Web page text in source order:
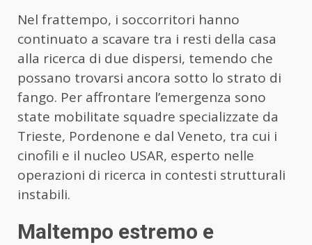
Nel frattempo, i soccorritori hanno
continuato a scavare tra i resti della casa
alla ricerca di due dispersi, temendo che
possano trovarsi ancora sotto lo strato di
fango. Per affrontare l’emergenza sono
state mobilitate squadre specializzate da
Trieste, Pordenone e dal Veneto, tra cui i
cinofili e il nucleo USAR, esperto nelle
operazioni di ricerca in contesti strutturali
instabili.
Maltempo estremo e